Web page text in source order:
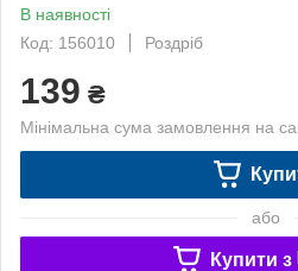
В наявності
Код: 156010
Роздріб
139 ₴
Мінімальна сума замовлення на
або
Купити з